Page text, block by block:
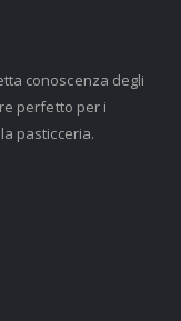
conoscenza degli
perfetto per i
pasticceria.